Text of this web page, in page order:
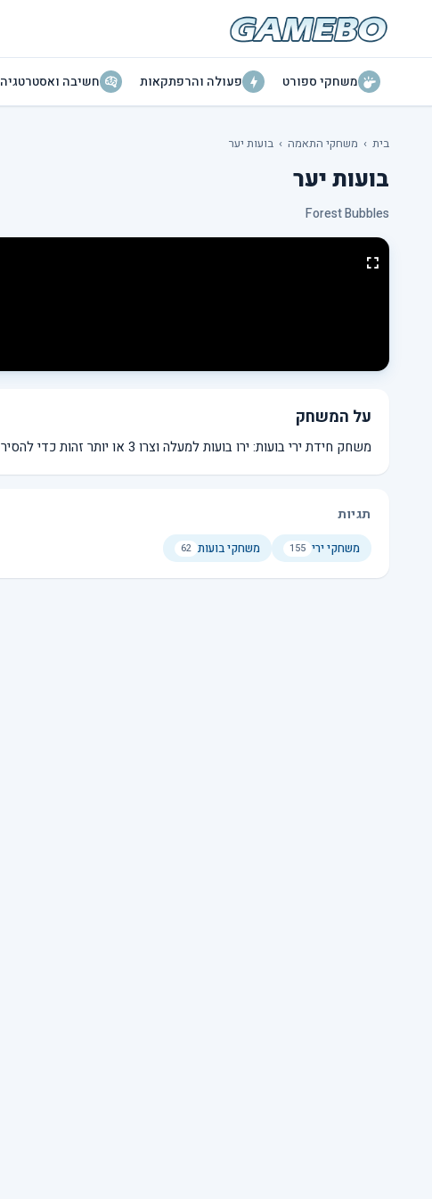
משחקי ספורט פעולה והרפתקאות חשיבה ואסטרטגיה
בית › משחקי התאמה › בועות יער
בועות יער
Forest Bubbles
על המשחק
משחק חידת ירי בועות: ירו בועות למעלה וצרו 3 או יותר זהות כדי להסיר אותן. לחצו או הקישו על היורה כדי לשנות את צבע הבועה הנוכחית.
תגיות
משחקי ירי 155 משחקי בועות 62